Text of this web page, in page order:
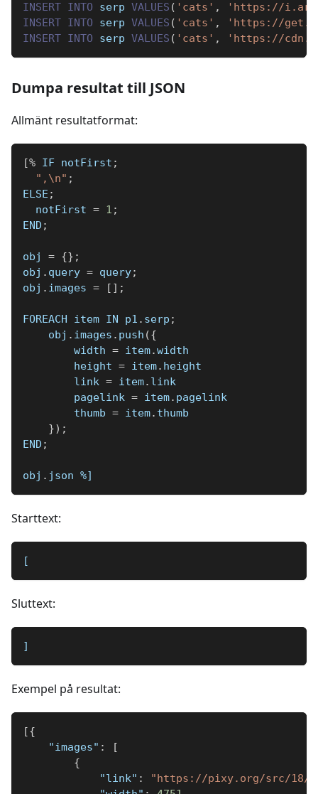
INSERT INTO serp VALUES ( 'cats' ,
'https://
INSERT INTO serp VALUES ( 'cats' ,
'https://
INSERT INTO serp VALUES ( 'cats' , 'https://
Dumpa resultat till JSON
Allmänt resultatformat:
[% IF notFirst ;
",\n" ;
ELSE ;
  notFirst
= 1 ;
END ;
obj = {} ;
obj . query = query;
obj . images = [ ] ;
FOREACH item IN p1 . serp ;
    obj
. images . push ({
        width
= item.width
        height
= item. height
        link
= item. link
        pagelink
= item. pagelink
        thumb
= item. thumb
}) ;
END ;
obj . json %]
Starttext:
[
Sluttext:
]
Exempel på resultat:
[{
"images" :
[
{
"link" :
"https://pixy.org/src/18/